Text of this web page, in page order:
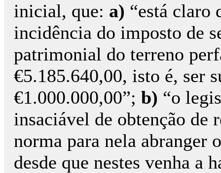
inicial, que: a) “está claro
incidência do imposto de
patrimonial do terreno
€5.185.640,00, isto é, ser
€1.000.000,00”; b) “o
insaciável de obtenção de
norma para nela abranger
desde que nestes venha a